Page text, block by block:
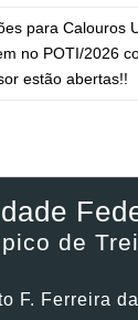
para Calouros
no POTI/2026
estão abertas!!
de
F. Ferreira